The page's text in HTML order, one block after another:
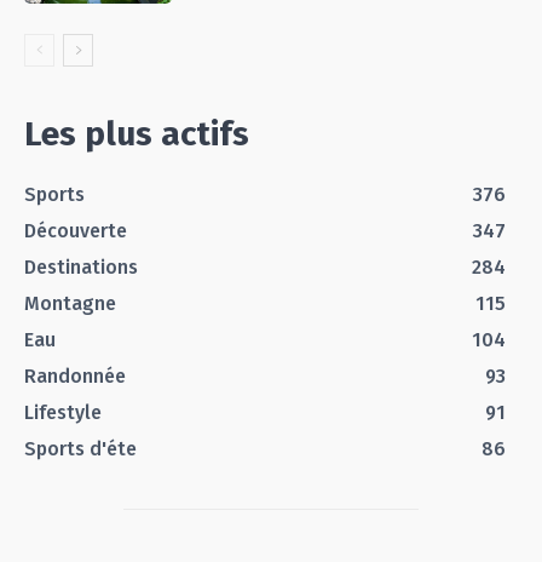
Les plus actifs
Sports
376
Découverte
347
Destinations
284
Montagne
115
Eau
104
Randonnée
93
Lifestyle
91
Sports d'éte
86